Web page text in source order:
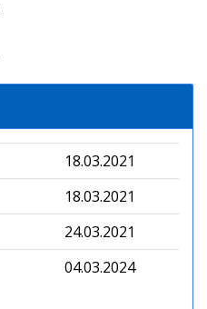
18.03.2021
18.03.2021
24.03.2021
04.03.2024